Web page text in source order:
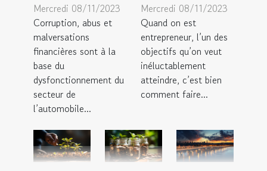
Mercredi 08/11/2023
Corruption, abus et
malversations
financières sont à la
base du
dysfonctionnement du
secteur de
l’automobile...
Mercredi 08/11/2023
Quand on est
entrepreneur, l’un des
objectifs qu’on veut
inéluctablement
atteindre, c’est bien
comment faire...